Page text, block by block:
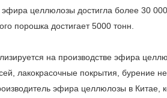
целлюлозы достигла более 30 000
порошка достигает 5000 тонн.
на производстве эфира
лакокрасочные покрытия, бурение
эфира целлюлозы в Китае,